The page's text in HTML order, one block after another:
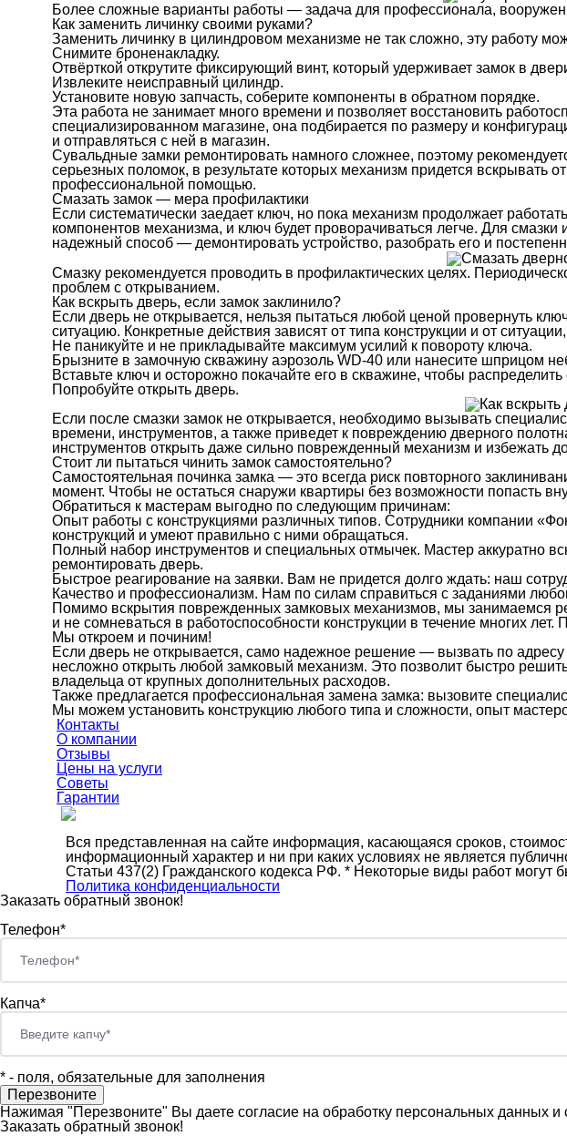
Более сложные варианты работы — задача для профессионала,
Как заменить личинку своими руками?
Заменить личинку в цилиндровом механизме не так сложно, эту работу
Снимите броненакладку.
Отвёрткой открутите фиксирующий винт, который удерживает замок в
Извлеките неисправный цилиндр.
Установите новую запчасть, соберите компоненты в обратном порядке.
Эта работа не занимает много времени и позволяет восстановить
специализированном магазине, она подбирается по размеру и
и отправляться с ней в магазин.
Сувальдные замки ремонтировать намного сложнее, поэтому
серьезных поломок, в результате которых механизм придется
профессиональной помощью.
Смазать замок — мера профилактики
Если систематически заедает ключ, но пока механизм продолжает
компонентов механизма, и ключ будет проворачиваться легче. Для
надежный способ — демонтировать устройство, разобрать его и
Смазку рекомендуется проводить в профилактических целях.
проблем с открыванием.
Как вскрыть дверь, если замок заклинило?
Если дверь не открывается, нельзя пытаться любой ценой провернуть
ситуацию. Конкретные действия зависят от типа конструкции и от
Не паникуйте и не прикладывайте максимум усилий к повороту ключа.
Брызните в замочную скважину аэрозоль WD-40 или нанесите шприцом
Вставьте ключ и осторожно покачайте его в скважине, чтобы распределить
Попробуйте открыть дверь.
Если после смазки замок не открывается, необходимо вызывать
времени, инструментов, а также приведет к повреждению дверного
инструментов открыть даже сильно поврежденный механизм и избежать
Стоит ли пытаться чинить замок самостоятельно?
Самостоятельная починка замка — это всегда риск повторного
момент. Чтобы не остаться снаружи квартиры без возможности попасть
Обратиться к мастерам выгодно по следующим причинам:
Опыт работы с конструкциями различных типов. Сотрудники компании
конструкций и умеют правильно с ними обращаться.
Полный набор инструментов и специальных отмычек. Мастер аккуратно
ремонтировать дверь.
Быстрое реагирование на заявки. Вам не придется долго ждать: наш
Качество и профессионализм. Нам по силам справиться с заданиями
Помимо вскрытия поврежденных замковых механизмов, мы занимаемся
и не сомневаться в работоспособности конструкции в течение многих
Мы откроем и починим!
Если дверь не открывается, само надежное решение — вызвать по
несложно открыть любой замковый механизм. Это позволит быстро
владельца от крупных дополнительных расходов.
Также предлагается профессиональная замена замка: вызовите
Мы можем установить конструкцию любого типа и сложности, опыт
Контакты
О компании
Отзывы
Цены на услуги
Советы
Гарантии
Вся представленная на сайте информация, касающаяся сроков,
информационный характер и ни при каких условиях не является
Статьи 437(2) Гражданского кодекса РФ. * Некоторые виды работ
Политика конфиденциальности
Заказать обратный звонок!
Телефон*
Капча*
* - поля, обязательные для заполнения
Нажимая "Перезвоните" Вы даете согласие на обработку персональных данных и
Заказать обратный звонок!